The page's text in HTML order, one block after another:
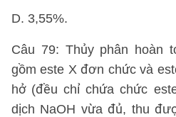
D. 3,55%.
Câu 79: Thủy phân hoàn
gồm este X đơn chức và
hở (đều chỉ chứa chức
dịch NaOH vừa đủ, thu